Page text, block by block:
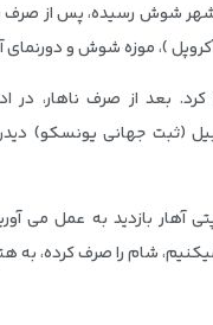
شوش رسیده، پس از صرف
)، موزه شوش و دورنمای
کرد. بعد از صرف ناهار، در
(ثبت جهانی یونسکو)
آهار بازدید به عمل می
شام را صرف کرده، به